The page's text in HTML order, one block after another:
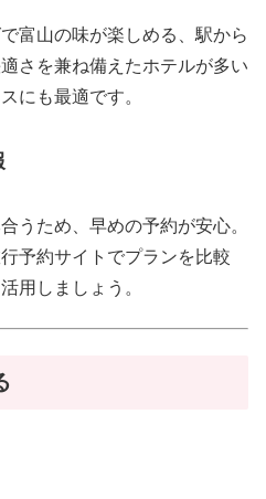
富山の味が楽しめる、駅から
さを兼ね備えたホテルが多い
にも最適です。
うため、早めの予約が安心。
予約サイトでプランを比較
用しましょう。